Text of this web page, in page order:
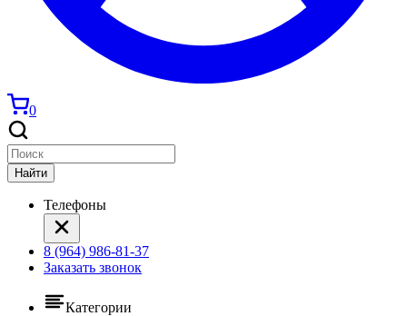
0
Найти
Телефоны
8 (964) 986-81-37
Заказать звонок
Категории